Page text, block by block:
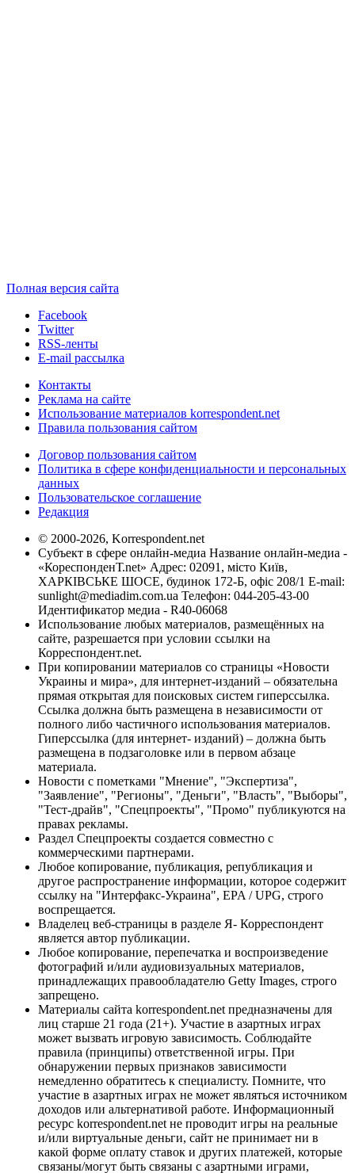
Полная версия сайта
Facebook
Twitter
RSS-ленты
E-mail рассылка
Контакты
Реклама на сайте
Использование материалов korrespondent.net
Правила пользования сайтом
Договор пользования сайтом
Политика в сфере конфиденциальности и персональных
данных
Пользовательское соглашение
Редакция
© 2000-2026, Korrespondent.net
Субъект в сфере онлайн-медиа Название онлайн-медиа -
«КореспонденТ.net» Адрес: 02091, місто Київ,
ХАРКІВСЬКЕ ШОСЕ, будинок 172-Б, офіс 208/1 E-mail:
sunlight@mediadim.com.ua Телефон: 044-205-43-00
Идентификатор медиа - R40-06068
Использование любых материалов, размещённых на
сайте, разрешается при условии ссылки на
Корреспондент.net.
При копировании материалов со страницы «Новости
Украины и мира», для интернет-изданий – обязательна
прямая открытая для поисковых систем гиперссылка.
Ссылка должна быть размещена в независимости от
полного либо частичного использования материалов.
Гиперссылка (для интернет- изданий) – должна быть
размещена в подзаголовке или в первом абзаце
материала.
Новости с пометками "Мнение", "Экспертиза",
"Заявление", "Регионы", "Деньги", "Власть", "Выборы",
"Тест-драйв", "Спецпроекты", "Промо" публикуются на
правах рекламы.
Раздел Спецпроекты создается совместно с
коммерческими партнерами.
Любое копирование, публикация, републикация и
другое распространение информации, которое содержит
ссылку на "Интерфакс-Украина", EPA / UPG, строго
воспрещается.
Владелец веб-страницы в разделе Я- Корреспондент
является автор публикации.
Любое копирование, перепечатка и воспроизведение
фотографий и/или аудиовизуальных материалов,
принадлежащих правообладателю Getty Images, строго
запрещено.
Материалы сайта korrespondent.net предназначены для
лиц старше 21 года (21+). Участие в азартных играх
может вызвать игровую зависимость. Соблюдайте
правила (принципы) ответственной игры. При
обнаружении первых признаков зависимости
немедленно обратитесь к специалисту. Помните, что
участие в азартных играх не может являться источником
доходов или альтернативой работе. Информационный
ресурс korrespondent.net не проводит игры на реальные
и/или виртуальные деньги, сайт не принимает ни в
какой форме оплату ставок и других платежей, которые
связаны/могут быть связаны с азартными играми,